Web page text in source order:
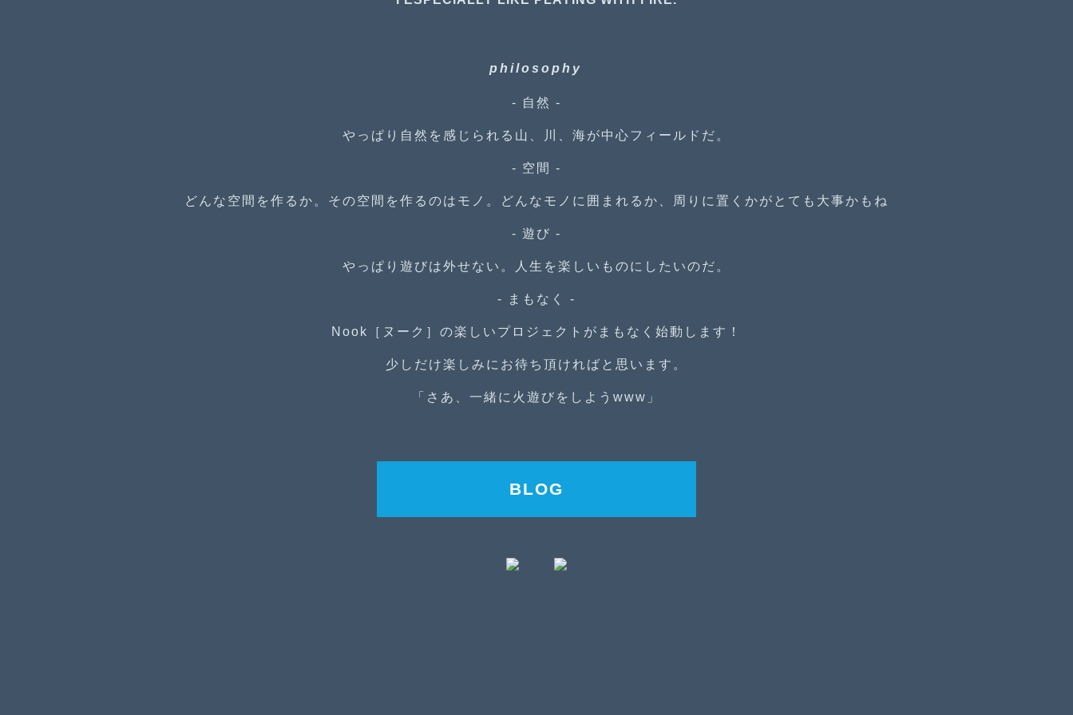
philosophy
- 自然 -
やっぱり自然を感じられる山、川、海が中心フィールドだ。
- 空間 -
どんな空間を作るか。その空間を作るのはモノ。どんなモノに囲まれるか、周りに置くかがとても大事かもね
- 遊び -
やっぱり遊びは外せない。人生を楽しいものにしたいのだ。
- まもなく -
Nook［ヌーク］の楽しいプロジェクトがまもなく始動します！
少しだけ楽しみにお待ち頂ければと思います。
「さあ、一緒に火遊びをしようwww」
BLOG